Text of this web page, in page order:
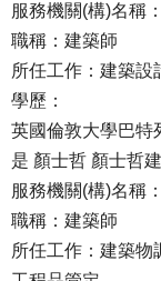
服務機關(構)名稱
職稱：建築師
所任工作：建築設
學歷：
英國倫敦大學巴特
是 顏士哲 顏士哲
服務機關(構)名稱
職稱：建築師
所任工作：建築物